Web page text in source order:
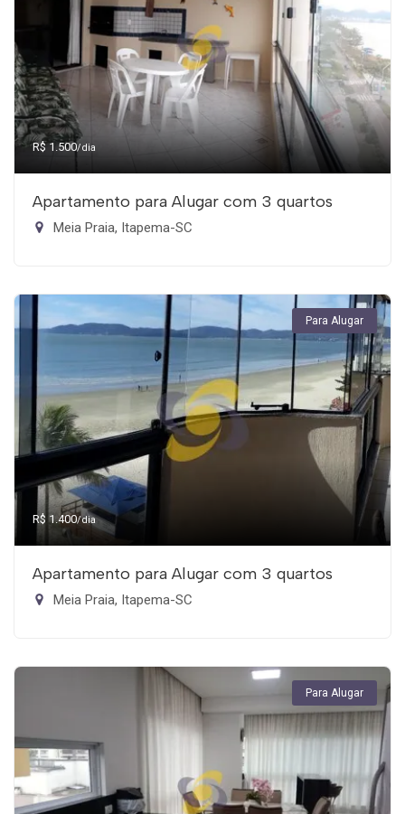
R$ 1.500/dia
Apartamento para Alugar com 3 quartos
Meia Praia, Itapema-SC
Para Alugar
R$ 1.400/dia
Apartamento para Alugar com 3 quartos
Meia Praia, Itapema-SC
Para Alugar